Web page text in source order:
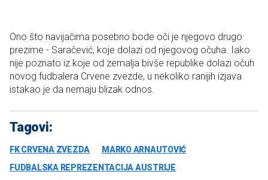
Ono što navijačima posebno bode oči je njegovo drugo
prezime - Saračević, koje dolazi od njegovog očuha. Iako
nije poznato iz koje od zemalja bivše republike dolazi očuh
novog fudbalera Crvene zvezde, u nekoliko ranijih izjava
istakao je da nemaju blizak odnos.
Tagovi:
FK CRVENA ZVEZDA
MARKO ARNAUTOVIĆ
FUDBALSKA REPREZENTACIJA AUSTRIJE